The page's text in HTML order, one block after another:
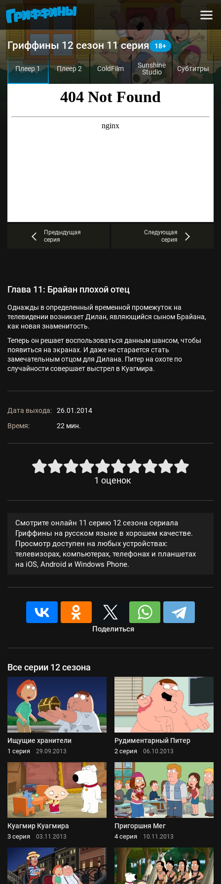
Гриффины 12 сезон 11 серия
Плеер 1 Плеер 2 ColdFilm
Sunshine
Studio
Субтитры
Предыдущая
серия
Следующая
серия
Глава 11: Брайан плохой отец
Однажды в определенный временной промежуток на
телевидении возникает Дилан, являющийся сыном Брайана,
как новая знаменитость.
Теперь он решает воспользоваться данным шансом, чтобы
появиться на экранах. И даже не старается стать
замечательным отцом для Дилана. Питер на охоте по
случайности совершает выстрел в Куагмира.
Дата выхода:
26.01.2014
Время:
22 мин.
1 оценок
Смотрите онлайн 11 серию 12 сезона сериала
Гриффины на русском языке в хорошем качестве.
Просмотр доступен на любых устройствах:
телевизорах, компьютерах, телефонах и планшетах
на iOS, Android и Windows Phone.
Поделиться
Все серии 12 сезона
Ищущие хранители
1 серия 29.09.2013
Рудиментарный Питер
2 серия 06.10.2013
Куагмир Куагмира
3 серия 03.11.2013
Пригоршня Мег
4 серия 10.11.2013